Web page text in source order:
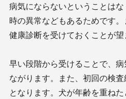
病気にならないということは
時の異常などもあるためです
健康診断を受けておくことが望
早い段階から受けることで、
ながります。また、初回の検
となります。犬が年齢を重ね